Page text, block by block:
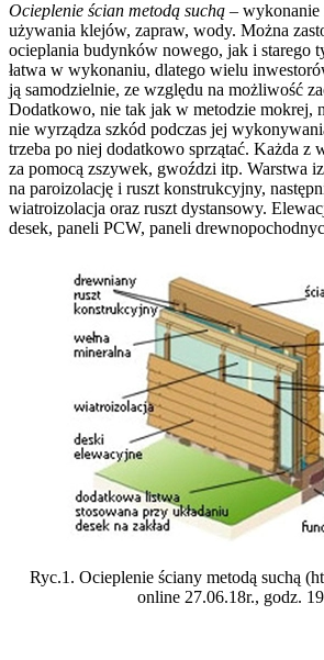
Ocieplenie ścian metodą suchą – wykonanie
używania klejów, zapraw, wody. Można
ocieplania budynków nowego, jak i starego
łatwa w wykonaniu, dlatego wielu
ją samodzielnie, ze względu na możliwość
Dodatkowo, nie tak jak w metodzie mokrej,
nie wyrządza szkód podczas jej
trzeba po niej dodatkowo sprzątać. Każda z
za pomocą zszywek, gwoździ itp. Warstwa
na paroizolację i ruszt konstrukcyjny,
wiatroizolacja oraz ruszt dystansowy.
desek, paneli PCW, paneli
Ryc.1. Ocieplenie ściany metodą suchą
online 27.06.18r., godz.